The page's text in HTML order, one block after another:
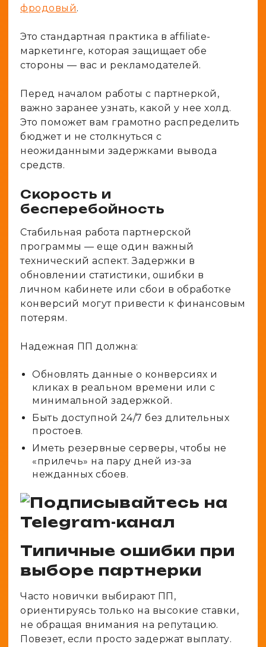
фродовый.
Это стандартная практика в affiliate-
маркетинге, которая защищает обе
стороны — вас и рекламодателей.
Перед началом работы с партнеркой,
важно заранее узнать, какой у нее холд.
Это поможет вам грамотно распределить
бюджет и не столкнуться с
неожиданными задержками вывода
средств.
Скорость и
бесперебойность
Стабильная работа партнерской
программы — еще один важный
технический аспект. Задержки в
обновлении статистики, ошибки в
личном кабинете или сбои в обработке
конверсий могут привести к финансовым
потерям.
Надежная ПП должна:
Обновлять данные о конверсиях и
кликах в реальном времени или с
минимальной задержкой.
Быть доступной 24/7 без длительных
простоев.
Иметь резервные серверы, чтобы не
«прилечь» на пару дней из-за
нежданных сбоев.
Типичные ошибки при
выборе партнерки
Часто новички выбирают ПП,
ориентируясь только на высокие ставки,
не обращая внимания на репутацию.
Повезет, если просто задержат выплату.